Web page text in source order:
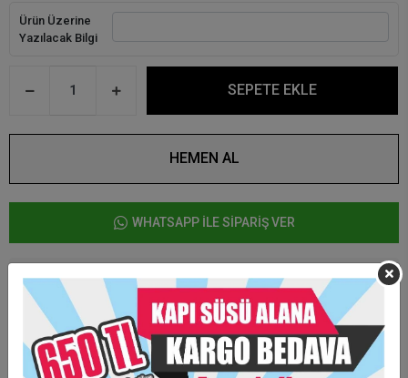
Ürün Üzerine
Yazılacak Bilgi
SEPETE EKLE
HEMEN AL
WHATSAPP İLE SİPARİŞ VER
Ürün Özellikleri
Baskıcı Amca Anahtarlık
Sizlere özel tasarım hazırlanmaktadır.